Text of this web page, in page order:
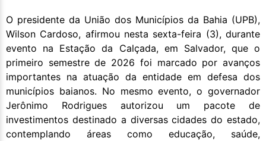
O presidente da União dos Municípios da Bahia (UPB),
Wilson Cardoso, afirmou nesta sexta-feira (3), durante
evento na Estação da Calçada, em Salvador, que o
primeiro semestre de 2026 foi marcado por avanços
importantes na atuação da entidade em defesa dos
municípios baianos. No mesmo evento, o governador
Jerônimo Rodrigues autorizou um pacote de
investimentos destinado a diversas cidades do estado,
contemplando áreas como educação, saúde,